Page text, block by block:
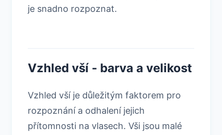
je snadno rozpoznat.
Vzhled vší - barva a velikost
Vzhled vší je důležitým faktorem pro
rozpoznání a odhalení jejich
přítomnosti na vlasech. Vši jsou malé